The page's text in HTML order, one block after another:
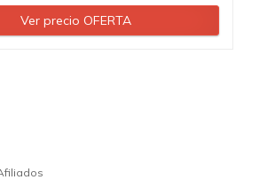
Ver precio OFERTA